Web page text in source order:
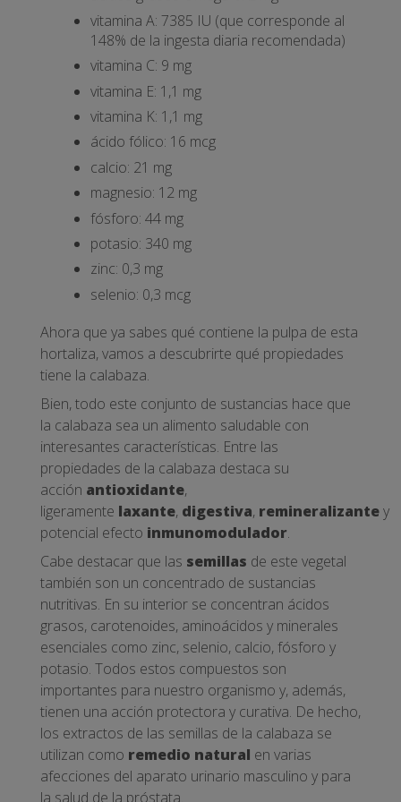
vitamina A: 7385 IU (que corresponde al
148% de la ingesta diaria recomendada)
vitamina C: 9 mg
vitamina E: 1,1 mg
vitamina K: 1,1 mg
ácido fólico: 16 mcg
calcio: 21 mg
magnesio: 12 mg
fósforo: 44 mg
potasio: 340 mg
zinc: 0,3 mg
selenio: 0,3 mcg
Ahora que ya sabes qué contiene la pulpa de esta
hortaliza, vamos a descubrirte qué propiedades
tiene la calabaza.
Bien, todo este conjunto de sustancias hace que
la calabaza sea un alimento saludable con
interesantes características. Entre las
propiedades de la calabaza destaca su
acción antioxidante,
ligeramente laxante, digestiva, remineralizantey
potencial efecto inmunomodulador.
Cabe destacar que las semillas de este vegetal
también son un concentrado de sustancias
nutritivas. En su interior se concentran ácidos
grasos, carotenoides, aminoácidos y minerales
esenciales como zinc, selenio, calcio, fósforo y
potasio. Todos estos compuestos son
importantes para nuestro organismo y, además,
tienen una acción protectora y curativa. De hecho,
los extractos de las semillas de la calabaza se
utilizan como remedio natural en varias
afecciones del aparato urinario masculino y para
la salud de la próstata